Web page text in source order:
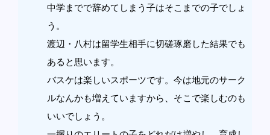
中学までで辞めてしまう子はそこまでの子でしょ
う。
渡辺・八村は留学生相手に切磋琢磨した結果でも
あると思います。
バスケは楽しいスポーツです。今は地元のサーク
ルなんかも増えていますから、そこで楽しむのも
いいでしょう。